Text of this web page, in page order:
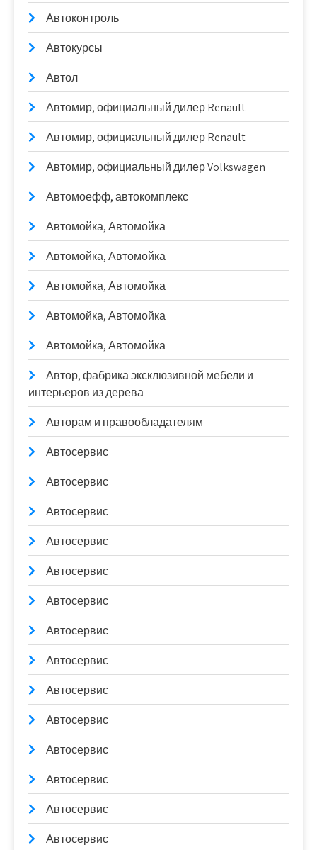
Автоконтроль
Автокурсы
Автол
Автомир, официальный дилер Renault
Автомир, официальный дилер Renault
Автомир, официальный дилер Volkswagen
Автомоефф, автокомплекс
Автомойка, Автомойка
Автомойка, Автомойка
Автомойка, Автомойка
Автомойка, Автомойка
Автомойка, Автомойка
Автор, фабрика эксклюзивной мебели и
интерьеров из дерева
Авторам и правообладателям
Автосервис
Автосервис
Автосервис
Автосервис
Автосервис
Автосервис
Автосервис
Автосервис
Автосервис
Автосервис
Автосервис
Автосервис
Автосервис
Автосервис